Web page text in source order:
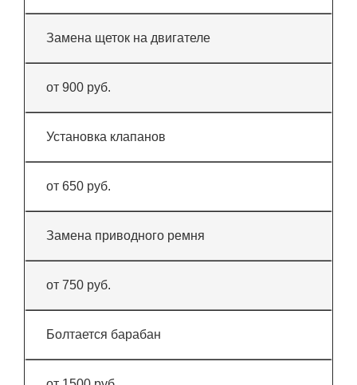
Замена щеток на двигателе
от 900 руб.
Установка клапанов
от 650 руб.
Замена приводного ремня
от 750 руб.
Болтается барабан